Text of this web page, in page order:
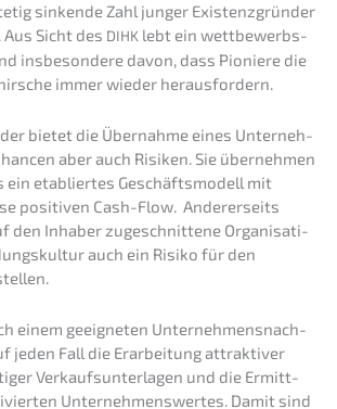
sinken­de Zahl junger Existenz­grün­der
Sicht des DIHK lebt ein wettbe­werbs­
insbe­son­de­re davon, dass Pionie­re die
immer wieder herausfordern.
bietet die Übernah­me eines Unter­neh­
aber auch Risiken. Sie überneh­men
ein etablier­tes Geschäfts­mo­dell mit
positi­ven Cash-Flow. Anderer­seits
den Inhaber zugeschnit­te­ne Organi­sa­ti­
auch ein Risiko für den
einem geeig­ne­ten Unter­neh­mens­nach­
jeden Fall die Erarbei­tung attrak­ti­ver
Verkaufs­un­ter­la­gen und die Ermitt­
Unter­neh­mens­wer­tes. Damit sind